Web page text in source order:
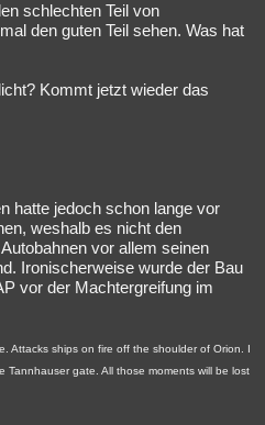
schlechten Teil von
den guten Teil sehen. Was hat
Kommt jetzt wieder das
hatte jedoch schon lange vor
weshalb es nicht den
vor allem seinen
Ironischerweise wurde der Bau
vor der Machtergreifung im
Attacks ships on fire off the shoulder of Orion. I
Tannhauser gate. All those moments will be lost